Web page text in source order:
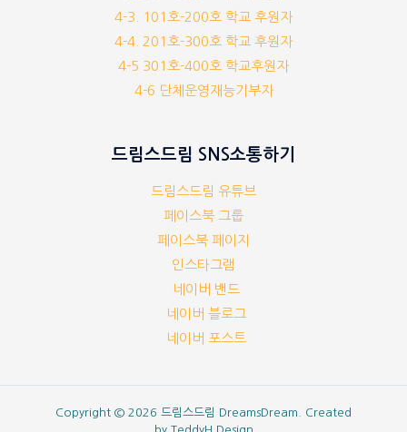
4-3. 101호-200호 학교 후원자
4-4. 201호-300호 학교 후원자
4-5 301호-400호 학교후원자
4-6 단체운영재능기부자
드림스드림 SNS소통하기
드림스드림 유튜브
페이스북 그룹
페이스북 페이지
인스타그램
네이버 밴드
네이버 블로그
네이버 포스트
Copyright © 2026 드림스드림 DreamsDream. Created
by TeddyH Design